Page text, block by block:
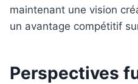
maintenant une vision
un avantage compétitif
Perspectives